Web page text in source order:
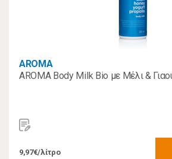
AROMA
AROMA Body Milk Βio με Μέλι &
9,97€/λίτρο